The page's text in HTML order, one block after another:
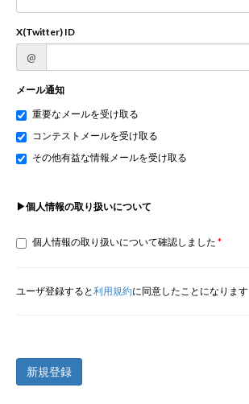
X(Twitter) ID
@
メール通知
重要なメールを受け取る
コンテストメールを受け取る
その他有益な情報メールを受け取る
▶個人情報の取り扱いについて
個人情報の取り扱いについて確認しました
ユーザ登録すると利用規約に同意したことになります
新規登録